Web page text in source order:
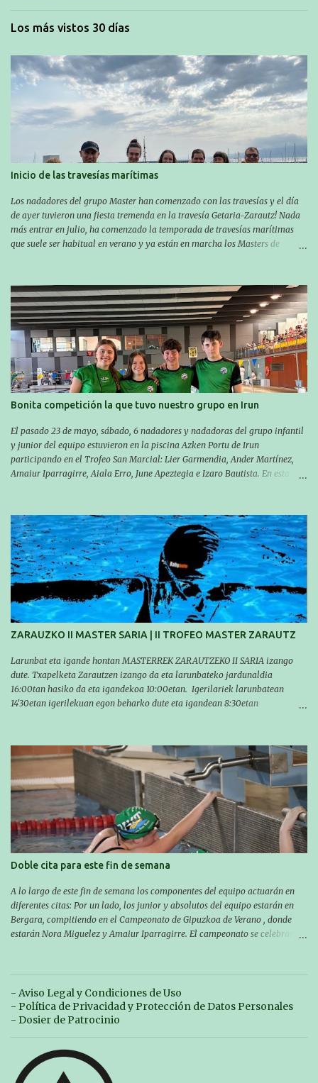
Los más vistos 30 días
Inicio de las travesías marítimas
Los nadadores del grupo Master han comenzado con las travesías y el día
de ayer tuvieron una fiesta tremenda en la travesía Getaria-Zarautz! Nada
más entrar en julio, ha comenzado la temporada de travesías marítimas
que suele ser habitual en verano y ya están en marcha los Masters de
próxima cita. Para empezar, el 13 de julio, Manu Santos participó en la
XXXVIII. Travesía a nado de Ondarroa y recorrió una distancia de 1600
metros en 28 minutos y 30 segundos. Al día siguiente, Manu Santos y su
compañero Asier Gorostegi participaron en la V. San Antón Bira. En esta
travesía se realiza un recorrido desde la playa de Gaztetape hasta la playa
de Malkorbe, pero debido al estado del mar de aquel día, la organización
decidió hacerlo en el interior de la bahía de la playa de Malkorbe. Así,
Asier completó el recorrido en 29 minutos y 30 segundos, c...
Bonita competición la que tuvo nuestro grupo en Irun
El pasado 23 de mayo, sábado, 6 nadadores y nadadoras del grupo infantil
y junior del equipo estuvieron en la piscina Azken Portu de Irun
participando en el Trofeo San Marcial: Lier Garmendia, Ander Martínez,
Amaiur Iparragirre, Aiala Erro, June Apeztegia e Izaro Bautista. En esta
marcas. A pesar de no conseguir marca, pasaron una tarde muy buena y
sirvió para reforzar su experiencia. La mayoría ya ha terminado la
temporada, pero seguiremos trabajando con quienes están en la recta final,
trabajando para que cada uno consiga sus objetivos personales. BRNPWR!
ZARAUZKO II MASTER SARIA | II TROFEO MASTER ZARAUTZ
Larunbat eta igande hontan MASTERREK ZARAUTZEKO II SARIA izango
dute. Txapelketa Zarautzen izango da eta larunbateko jardunaldia
16:00tan hasiko da eta igandekoa 10:00etan. Igerilariek larunbatean
14'30etan igerilekuan egon beharko dute eta igandean 8:30etan
domingo los MASTERS tendrán el II TROFEO MASTER DE ZARAUTZ. La
competición se celebrará en Zarautz a las 16:00 la jornada del sabado y a
las 10:00 la del domingo. Los/las nadadores/as tendrán que estar en la
piscina a las 14:30 el sabado y a las 8:30 el domingo (polideportivo
Aritzbatalde). SERIES
Doble cita para este fin de semana
A lo largo de este fin de semana los componentes del equipo actuarán en
diferentes citas: Por un lado, los junior y absolutos del equipo estarán en
Bergara, compitiendo en el Campeonato de Gipuzkoa de Verano , donde
estarán Nora Miguelez y Amaiur Iparragirre. El campeonato se celebrará
sábado por la tarde a las 16:30. Por otro lado, otro grupo pequeño actuará
en el polideportivo Antzizar de Beasain en el XXIIIº memorial Leire
Contreras , en una mañana popular festiva organizada por el club Igartza.
Las pruebas empezarán a las 10:30, a las 11:30 habrá pruebas populares
participantes. Toda la información sobre convocatorias y competiciones la
encontraréis en nuestra web, en el siguiente enlace:
https://www.es.buruntzaldeaikt.eus/competici%C3%B3n/egutegia#h.9xisch
- Aviso Legal y Condiciones de Uso
- Política de Privacidad y Protección de Datos Personales
- Dosier de Patrocinio